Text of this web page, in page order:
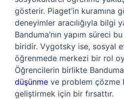
gösterir. Piaget’in kuramına
deneyimler aracılığıyla bilgi
Banduma’nın yapım süreci
biridir. Vygotsky ise, sosyal
öğrenmede merkezi bir rol
Öğrencilerin birlikte Banduma
düşünme ve problem çözme
geliştirmek için bir fırsattır.